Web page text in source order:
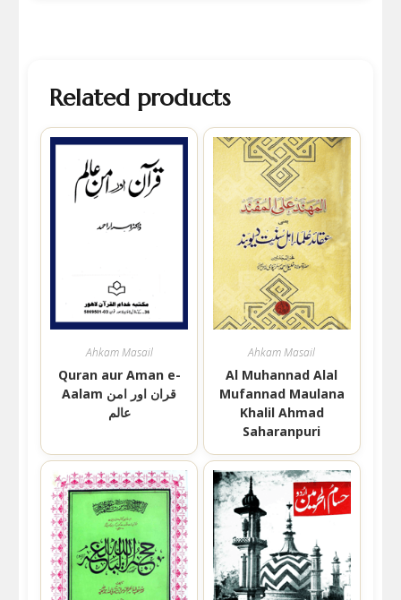
Related products
Ahkam Masail
Quran aur Aman e-
Aalam قران اور امن
عالم
Ahkam Masail
Al Muhannad Alal
Mufannad Maulana
Khalil Ahmad
Saharanpuri